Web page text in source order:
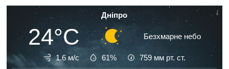
Дніпро
24°C Безхмарне небо
1.6 м/с 61% 759 мм рт. ст.